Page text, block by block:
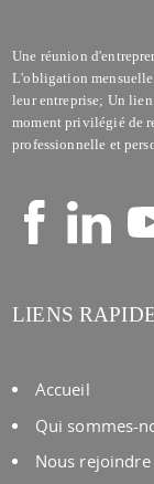
Une réunion
L'obligation mensuelle
leur entreprise; Un
moment privilégié de
professionnelle et
LIENS
Accueil
Qui sommes-
Nous rejoindre